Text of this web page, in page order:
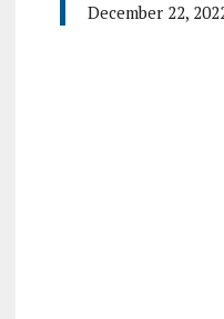
December 22,